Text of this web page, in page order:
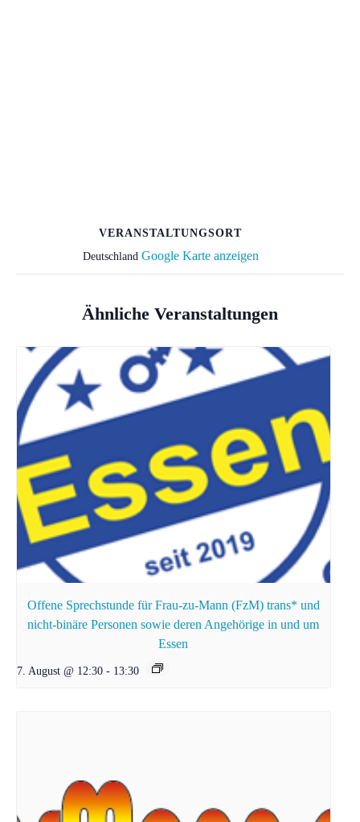
VERANSTALTUNGSORT
Deutschland Google Karte anzeigen
Ähnliche Veranstaltungen
Offene Sprechstunde für Frau-zu-Mann (FzM) trans* und
nicht-binäre Personen sowie deren Angehörige in und um
Essen
7. August @ 12:30 - 13:30